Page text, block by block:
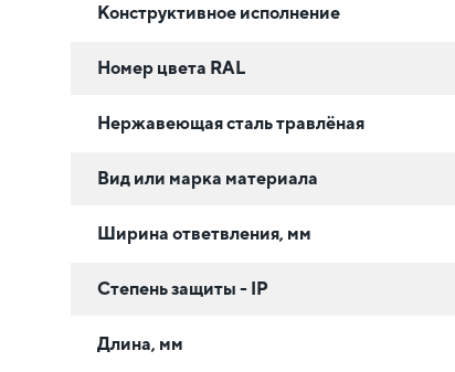
Конструктивное исполнение
Номер цвета RAL
Нержавеющая сталь травлёная
Вид или марка материала
Ширина ответвления, мм
Степень защиты - IP
Длина, мм